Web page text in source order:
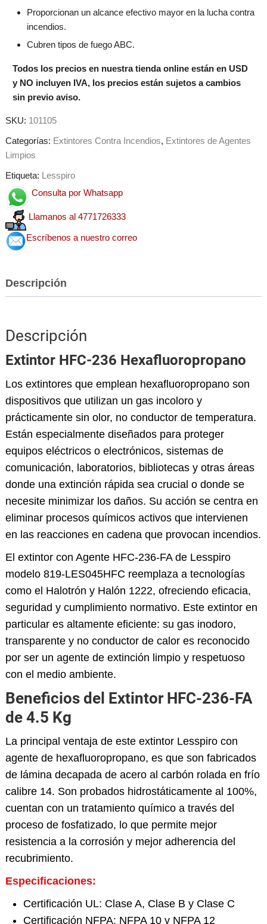
Proporcionan un alcance efectivo mayor en la lucha contra
incendios.
Cubren tipos de fuego ABC.
Todos los precios en nuestra tienda online están en USD
y NO incluyen IVA, los precios están sujetos a cambios
sin previo aviso.
SKU: 101105
Categorías: Extintores Contra Incendios, Extintores de Agentes
Limpios
Etiqueta: Lesspiro
Consulta por Whatsapp
Llamanos al 4771726333
Escríbenos a nuestro correo
Descripción
Descripción
Extintor HFC-236 Hexafluoropropano
Los extintores que emplean hexafluoropropano son
dispositivos que utilizan un gas incoloro y
prácticamente sin olor, no conductor de temperatura.
Están especialmente diseñados para proteger
equipos eléctricos o electrónicos, sistemas de
comunicación, laboratorios, bibliotecas y otras áreas
donde una extinción rápida sea crucial o donde se
necesite minimizar los daños. Su acción se centra en
eliminar procesos químicos activos que intervienen
en las reacciones en cadena que provocan incendios.
El extintor con Agente HFC-236-FA de Lesspiro
modelo 819-LES045HFC reemplaza a tecnologías
como el Halotrón y Halón 1222, ofreciendo eficacia,
seguridad y cumplimiento normativo. Este extintor en
particular es altamente eficiente: su gas inodoro,
transparente y no conductor de calor es reconocido
por ser un agente de extinción limpio y respetuoso
con el medio ambiente.
Beneficios del Extintor HFC-236-FA
de 4.5 Kg
La principal ventaja de este extintor Lesspiro con
agente de hexafluoropropano, es que son fabricados
de lámina decapada de acero al carbón rolada en frío
calibre 14. Son probados hidrostáticamente al 100%,
cuentan con un tratamiento químico a través del
proceso de fosfatizado, lo que permite mejor
resistencia a la corrosión y mejor adherencia del
recubrimiento.
Especificaciones:
Certificación UL: Clase A, Clase B y Clase C
Certificación NFPA: NFPA 10 y NFPA 12